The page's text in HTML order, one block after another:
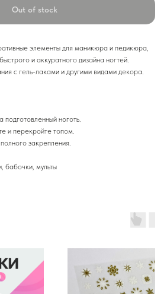
Out of stock
элементы для маникюра и педикюра,
и аккуратного дизайна ногтей.
с гель-лаками и другими видами декора.
подготовленный ноготь.
и перекройте топом.
закрепления.
бабочки, мульты